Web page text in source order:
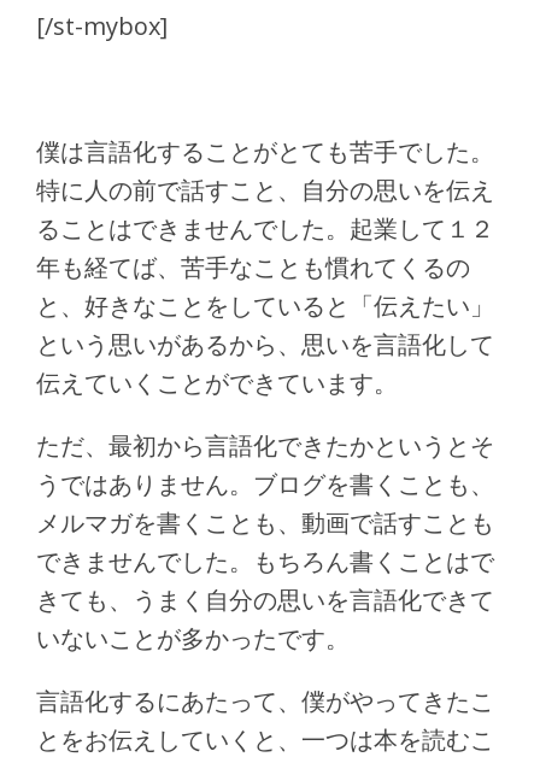
[/st-mybox]
僕は言語化することがとても苦手でした。
特に人の前で話すこと、自分の思いを伝え
ることはできませんでした。起業して１２
年も経てば、苦手なことも慣れてくるの
と、好きなことをしていると「伝えたい」
という思いがあるから、思いを言語化して
伝えていくことができています。
ただ、最初から言語化できたかというとそ
うではありません。ブログを書くことも、
メルマガを書くことも、動画で話すことも
できませんでした。もちろん書くことはで
きても、うまく自分の思いを言語化できて
いないことが多かったです。
言語化するにあたって、僕がやってきたこ
とをお伝えしていくと、一つは本を読むこ